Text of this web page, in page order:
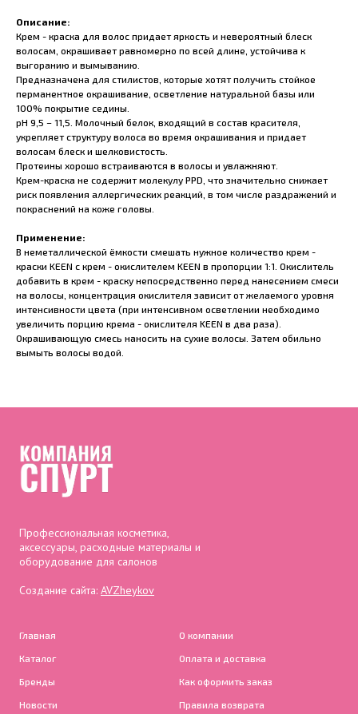
Описание:
Крем - краска для волос придает яркость и невероятный блеск
волосам, окрашивает равномерно по всей длине, устойчива к
выгоранию и вымыванию.
Предназначена для стилистов, которые хотят получить стойкое
перманентное окрашивание, осветление натуральной базы или
100% покрытие седины.
pH 9,5 – 11,5. Молочный белок, входящий в состав красителя,
укрепляет структуру волоса во время окрашивания и придает
волосам блеск и шелковистость.
Протеины хорошо встраиваются в волосы и увлажняют.
Крем-краска не содержит молекулу PPD, что значительно снижает
риск появления аллергических реакций, в том числе раздражений и
покраснений на коже головы.
Применение:
В неметаллической ёмкости смешать нужное количество крем -
краски KEEN с крем - окислителем KEEN в пропорции 1:1. Окислитель
добавить в крем - краску непосредственно перед нанесением смеси
на волосы, концентрация окислителя зависит от желаемого уровня
интенсивности цвета (при интенсивном осветлении необходимо
увеличить порцию крема - окислителя KEEN в два раза).
Окрашивающую смесь наносить на сухие волосы. Затем обильно
вымыть волосы водой.
Профессиональная косметика,
аксессуары, расходные материалы и
оборудование для салонов
Создание сайта: AVZheykov
Главная
Каталог
Бренды
Новости
О компании
Оплата и доставка
Как оформить заказ
Правила возврата